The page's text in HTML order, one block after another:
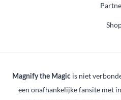
Magnify the Magic is niet
een onafhankelijke fansite met